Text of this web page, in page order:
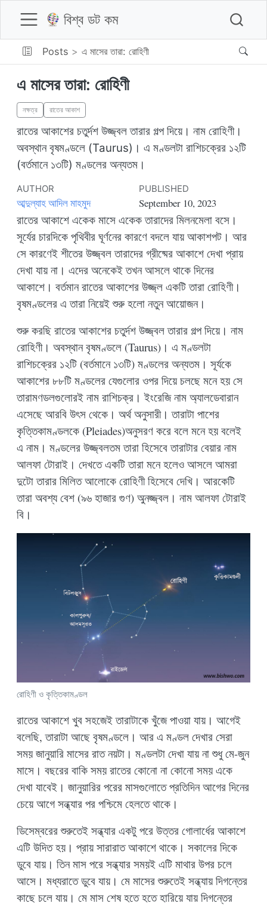
বিশ্ব ডট কম
Posts এ মাসের তারা: রোহিণী
এ মাসের তারা: রোহিণী
নক্ষত্র রাতের আকাশ
রাতের আকাশের চতুর্দশ উজ্জ্বল তারার গল্প দিয়ে। নাম রোহিণী।
অবস্থান বৃষমণ্ডলে (Taurus)। এ মণ্ডলটা রাশিচক্রের ১২টি
(বর্তমানে ১৩টি) মণ্ডলের অন্যতম।
AUTHOR
আব্দুল্যাহ আদিল মাহমুদ
PUBLISHED
September 10, 2023
‍‌‍‍রাতের আকাশে একেক মাসে একেক তারাদের মিলনমেলা বসে।
সূর্যের চারদিকে পৃথিবীর ঘূর্ণনের কারণে বদলে যায় আকাশপট। আর
সে কারণেই শীতের উজ্জ্বল তারাদের গ্রীষ্মের আকাশে দেখা প্রায়
দেখা যায় না। এদের অনেকেই তখন আসলে থাকে দিনের
আকাশে। বর্তমান রাতের আকাশের উজ্জ্ল একটি তারা রোহিণী।
বৃষমণ্ডলের এ তারা নিয়েই শুরু হলো নতুন আয়োজন।
শুরু করছি রাতের আকাশের চতুর্দশ উজ্জ্বল তারার গল্প দিয়ে। নাম
রোহিণী। অবস্থান বৃষমণ্ডলে (Taurus)। এ মণ্ডলটা
রাশিচক্রের ১২টি (বর্তমানে ১৩টি) মণ্ডলের অন্যতম। সূর্যকে
আকাশের ৮৮টি মণ্ডলের যেগুলোর ওপর দিয়ে চলছে মনে হয় সে
তারামণডলগুলোরই নাম রাশিচক্র। ইংরেজি নাম অ্যালডেবারান
এসেছে আরবি উৎস থেকে। অর্থ অনুসারী। তারাটা পাশের
কৃত্তিকামণ্ডলকে (Pleiades)অনুসরণ করে বলে মনে হয় বলেই
এ নাম। মণ্ডলের উজ্জ্বলতম তারা হিসেবে তারাটার বেয়ার নাম
আলফা টোরাই। দেখতে একটি তারা মনে হলেও আসলে আমরা
দুটো তারার মিলিত আলোকে রোহিণী হিসেবে দেখি। আরকেটি
তারা অবশ্য বেশ (৯৬ হাজার গুণ) অুনজ্জ্বল। নাম আলফা টোরাই
বি।
রোহিণী ও কৃত্তিকামণ্ডল
রাতের আকাশে খুব সহজেই তারাটাকে খুঁজে পাওয়া যায়। আগেই
বলেছি, তারাটা আছে বৃষমণ্ডলে। আর এ মণ্ডল দেখার সেরা
সময় জানুয়ারি মাসের রাত নয়টা। মণ্ডলটা দেখা যায় না শুধু মে-জুন
মাসে। বছরের বাকি সময় রাতের কোনো না কোনো সময় একে
দেখা যাবেই। জানুয়ারির পরের মাসগুলোতে প্রতিদিন আগের দিনের
চেয়ে আগে সন্ধ্যার পর পশ্চিমে হেলতে থাকে।
ডিসেম্বরের শুরুতেই সন্ধ্যার একটু পরে উত্তর গোলার্ধের আকাশে
এটি উদিত হয়। প্রায় সারারাত আকাশে থাকে। সকালের দিকে
ডুবে যায়। তিন মাস পরে সন্ধ্যার সময়ই এটি মাথার উপর চলে
আসে। মধ্যরাতে ডুবে যায়। মে মাসের শুরুতেই সন্ধ্যায় দিগন্তের
কাছে চলে যায়। মে মাস শেষ হতে হতে হারিয়ে যায় দিগন্তের